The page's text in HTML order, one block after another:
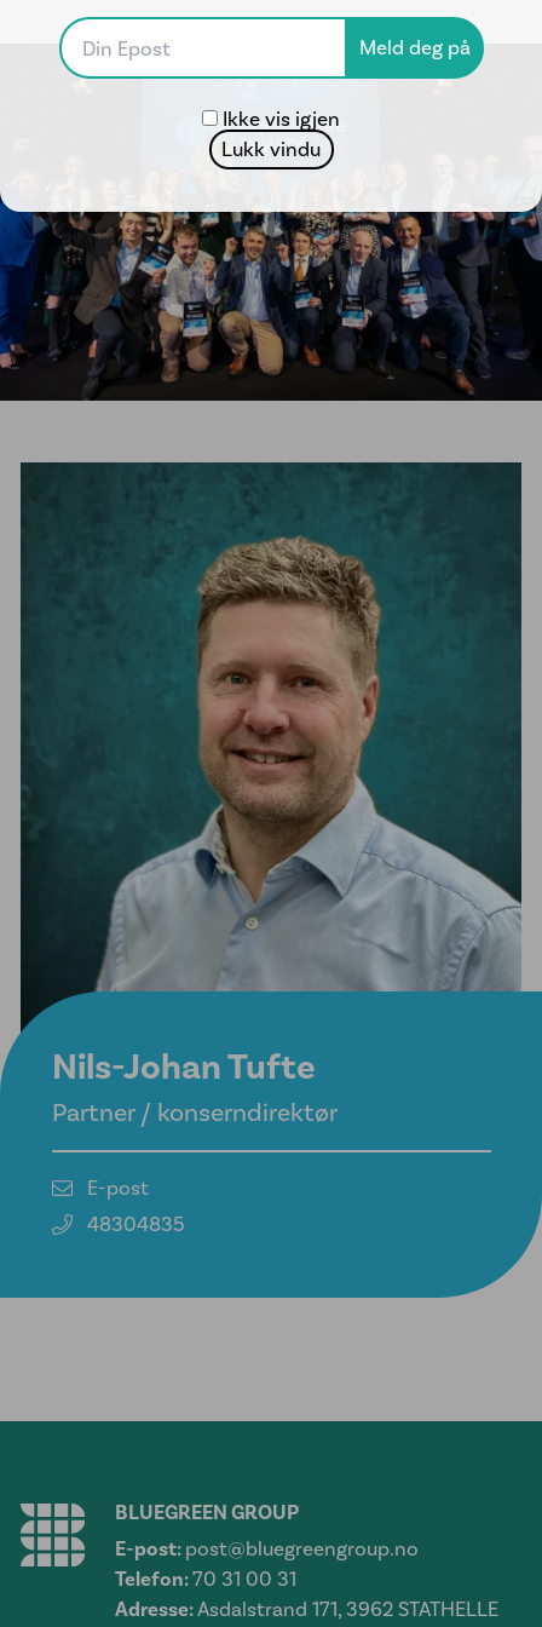
Ikke vis igjen
Lukk vindu
Nils-Johan Tufte
Partner / konserndirektør
E-post
48304835
BLUEGREEN GROUP
E-post: post@bluegreengroup.no
Telefon:70 31 00 31
Adresse:Asdalstrand 171, 3962 STATHELLE